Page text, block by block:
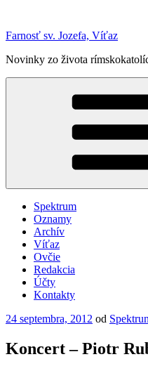
obsah
Farnosť sv. Jozefa, Víťaz
Novinky zo života
Spektrum
Oznamy
Archív
Víťaz
Ovčie
Redakcia
Účty
Kontakty
Publikované
24 septembra, 2012 od
Koncert – Piotr